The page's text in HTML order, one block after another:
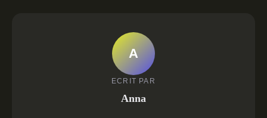
A
ECRIT PAR
Anna